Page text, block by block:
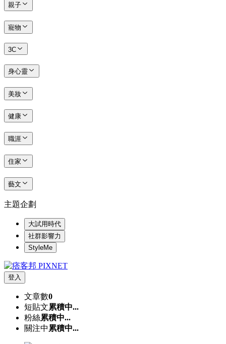
親子
寵物
3C
身心靈
美妝
健康
職涯
住家
藝文
主題企劃
大試用時代
社群影響力
StyleMe
登入
文章數0
短貼文累積中...
粉絲累積中...
關注中 累積中...